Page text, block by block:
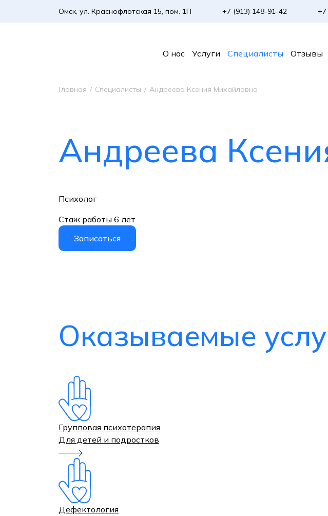
Омск, ул. Краснофлотская 15, пом. 1П +7 (913) 148-91-42 +7
О нас Услуги Специалисты Отзывы
Главная / Специалисты / Андреева Ксения Михайловна
Андреева
Психолог
Стаж работы 6 лет
Записаться
Оказываемые
Групповая психотерапия
Для детей и подростков
Дефектология